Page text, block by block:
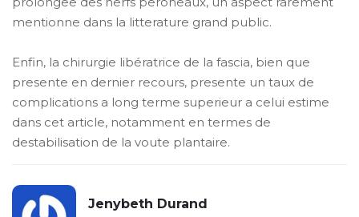
mentionne dans la litterature grand public.
Enfin, la chirurgie libératrice de la fascia, bien que
presente en dernier recours, presente un taux de
complications a long terme superieur a celui estime
dans cet article, notamment en termes de
destabilisation de la voute plantaire.
Jenybeth Durand